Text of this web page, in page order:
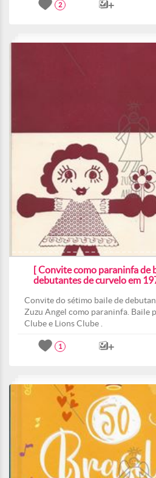
2
[ Convite como paraninfa de
debutantes de curvelo em
Convite do sétimo baile de
Zuzu Angel como paraninfa. Baile
Clube e Lions Clube .
1